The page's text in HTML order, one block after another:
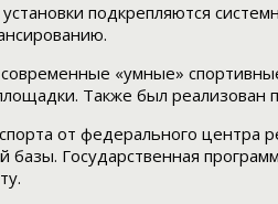
подкрепляются
«умные»
Также был
от федерального центра
базы. Государственная